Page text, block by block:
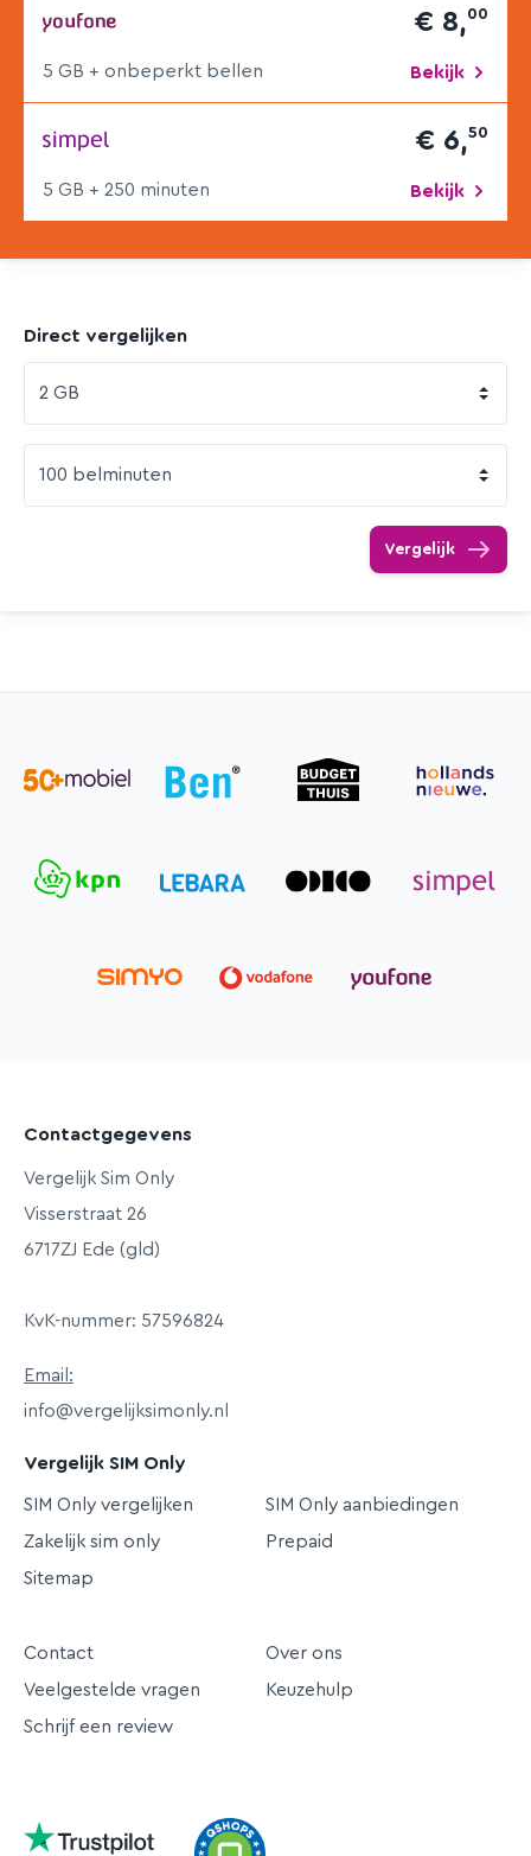
€ 8,00
5 GB + onbeperkt bellen Bekijk
€ 6,50
5 GB + 250 minuten Bekijk
Direct vergelijken
Vergelijk
Contactgegevens
Vergelijk Sim Only
Visserstraat 26
6717ZJ Ede (gld)
KvK-nummer: 57596824
Email:
info@vergelijksimonly.nl
Vergelijk SIM Only
SIM Only vergelijken
SIM Only aanbiedingen
Zakelijk sim only
Prepaid
Sitemap
Contact
Over ons
Veelgestelde vragen
Keuzehulp
Schrijf een review